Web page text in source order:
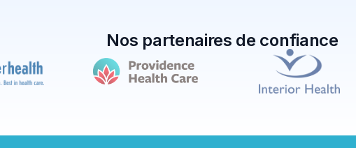
Nos partenaires de confiance